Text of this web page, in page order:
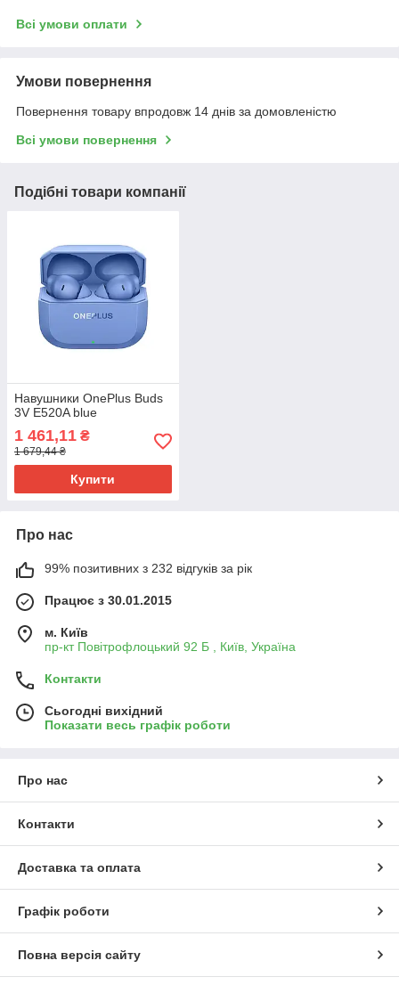
Всі умови оплати
Умови повернення
Повернення товару впродовж 14 днів за домовленістю
Всі умови повернення
Подібні товари компанії
Навушники OnePlus Buds
3V E520A blue
1 461,11 ₴
1 679,44 ₴
Купити
Про нас
99% позитивних з 232 відгуків за рік
Працює з 30.01.2015
м. Київ
пр-кт Повітрофлоцький 92 Б , Київ, Україна
Контакти
Сьогодні вихідний
Показати весь графік роботи
Про нас
Контакти
Доставка та оплата
Графік роботи
Повна версія сайту